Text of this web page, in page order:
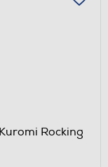
Rocking